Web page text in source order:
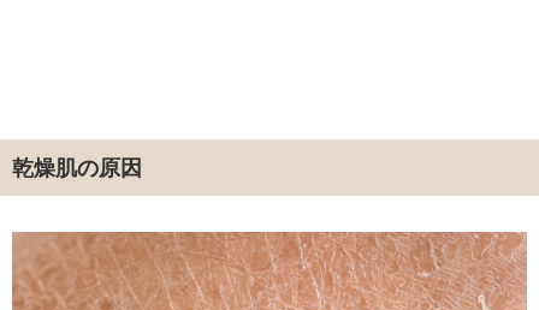
乾燥肌の原因